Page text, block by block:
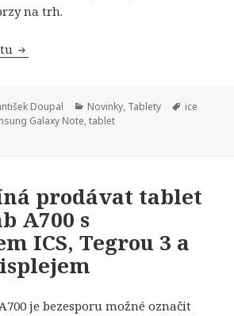
na trh.
Samsung Galaxy Note 10.1 přichází
Doupal Rubriky:
Novinky, Tablety Štítky:
ice
Galaxy Note,tablet
prodávat tablet
A700 s
ICS, Tegrou 3 a
je bezesporu možné označit